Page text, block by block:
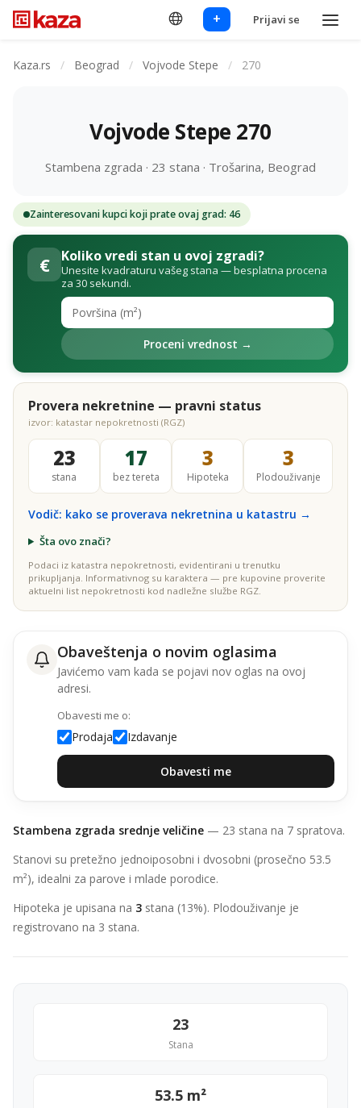
+ Prijavi se
Kaza.rs / Beograd / Vojvode Stepe / 270
Vojvode Stepe 270
Stambena zgrada · 23 stana · Trošarina, Beograd
Zainteresovani kupci koji prate ovaj grad: 46
€ Koliko vredi stan u ovoj zgradi?
Unesite kvadraturu vašeg stana — besplatna procena
za 30 sekundi.
Proceni vrednost →
Provera nekretnine — pravni status
izvor: katastar nepokretnosti (RGZ)
23
stana
17
bez tereta
3
Hipoteka
3
Plodouživanje
Vodič: kako se proverava nekretnina u katastru →
Šta ovo znači?
Podaci iz katastra nepokretnosti, evidentirani u trenutku
prikupljanja. Informativnog su karaktera — pre kupovine proverite
aktuelni list nepokretnosti kod nadležne službe RGZ.
Obaveštenja o novim oglasima
Javićemo vam kada se pojavi nov oglas na ovoj
adresi.
Obavesti me o:
Prodaja Izdavanje
Obavesti me
Stambena zgrada srednje veličine — 23 stana na 7 spratova.
Stanovi su pretežno jednoiposobni i dvosobni (prosečno 53.5
m²), idealni za parove i mlade porodice.
Hipoteka je upisana na 3 stana (13%). Plodouživanje je
registrovano na 3 stana.
23
Stana
53.5 m²